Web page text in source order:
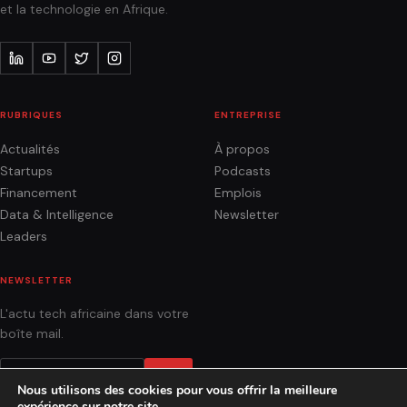
et la technologie en Afrique.
RUBRIQUES
Actualités
Startups
Financement
Data & Intelligence
Leaders
ENTREPRISE
À propos
Podcasts
Emplois
Newsletter
NEWSLETTER
L'actu tech africaine dans votre
boîte mail.
Nous utilisons des cookies pour vous offrir la meilleure